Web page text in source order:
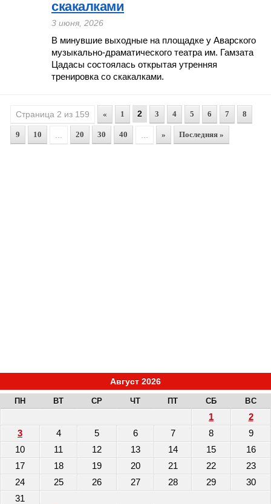
скакалками
3 июня, 2026
В минувшие выходные на площадке у Аварского
музыкально-драматического театра им. Гамзата
Цадасы состоялась открытая утренняя
тренировка со скакалками.
Страница 2 из 159 « 1 2 3 4 5 6 7 8
9 10 20 30 40 » Последняя »
Август 2026
ПН ВТ СР ЧТ ПТ СБ ВС
1
2
3
4 5 6 7 8
9
10
11 12 13 14 15
16
17
18 19 20 21 22
23
24
25 26 27 28 29
30
31